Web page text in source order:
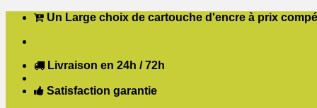
Passer
contenu
Un Large choix de cartouche d'encre à prix
Livraison en 24h / 72h
Satisfaction garantie